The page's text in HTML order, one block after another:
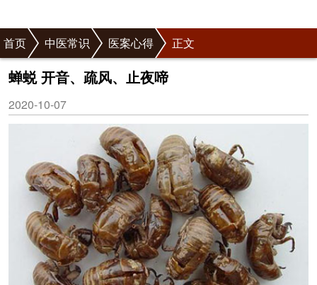
首页 中医常识 医案心得 正文
蝉蜕 开音、疏风、止夜啼
2020-10-07